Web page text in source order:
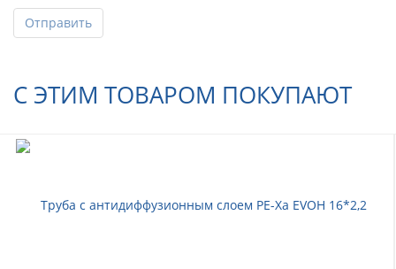
Отправить
С ЭТИМ ТОВАРОМ ПОКУПАЮТ